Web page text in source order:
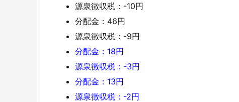
源泉徴収税：-10円
分配金：46円
源泉徴収税：-9円
分配金：18円
源泉徴収税：-3円
分配金：13円
源泉徴収税：-2円